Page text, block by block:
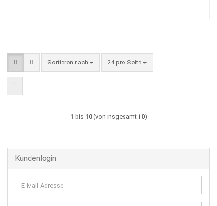
Sortieren nach
Sortieren nach 24 pro Seite
pro Seite
1
1 bis 10(von insgesamt 10)
Kundenlogin
E-
Mail-
Adresse